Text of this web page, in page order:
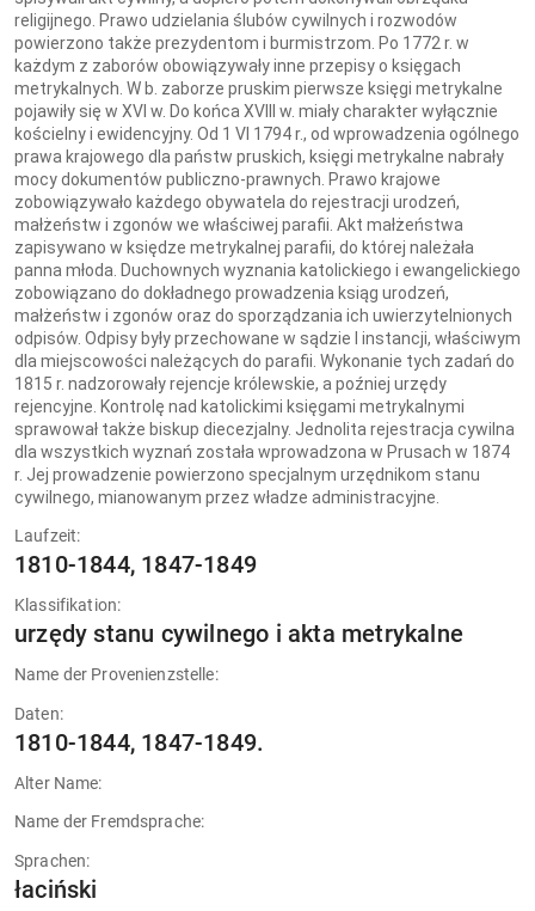
religijnego. Prawo udzielania ślubów cywilnych i rozwodów
powierzono także prezydentom i burmistrzom. Po 1772 r. w
każdym z zaborów obowiązywały inne przepisy o księgach
metrykalnych. W b. zaborze pruskim pierwsze księgi metrykalne
pojawiły się w XVI w. Do końca XVIII w. miały charakter wyłącznie
kościelny i ewidencyjny. Od 1 VI 1794 r., od wprowadzenia ogólnego
prawa krajowego dla państw pruskich, księgi metrykalne nabrały
mocy dokumentów publiczno-prawnych. Prawo krajowe
zobowiązywało każdego obywatela do rejestracji urodzeń,
małżeństw i zgonów we właściwej parafii. Akt małżeństwa
zapisywano w księdze metrykalnej parafii, do której należała
panna młoda. Duchownych wyznania katolickiego i ewangelickiego
zobowiązano do dokładnego prowadzenia ksiąg urodzeń,
małżeństw i zgonów oraz do sporządzania ich uwierzytelnionych
odpisów. Odpisy były przechowane w sądzie I instancji, właściwym
dla miejscowości należących do parafii. Wykonanie tych zadań do
1815 r. nadzorowały rejencje królewskie, a poźniej urzędy
rejencyjne. Kontrolę nad katolickimi księgami metrykalnymi
sprawował także biskup diecezjalny. Jednolita rejestracja cywilna
dla wszystkich wyznań została wprowadzona w Prusach w 1874
r. Jej prowadzenie powierzono specjalnym urzędnikom stanu
cywilnego, mianowanym przez władze administracyjne.
Laufzeit:
1810-1844, 1847-1849
Klassifikation:
urzędy stanu cywilnego i akta metrykalne
Name der Provenienzstelle:
Daten:
1810-1844, 1847-1849.
Alter Name:
Name der Fremdsprache:
Sprachen:
łaciński